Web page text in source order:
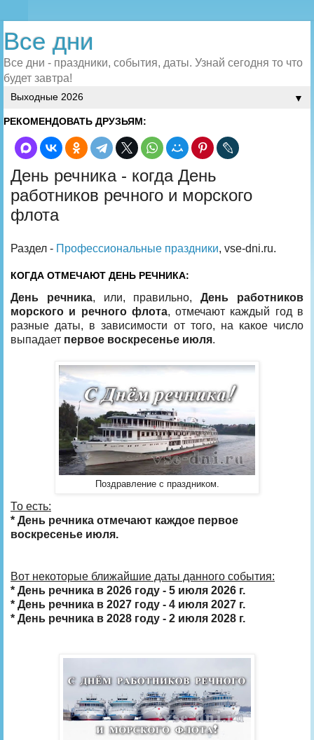
Все дни
Все дни - праздники, события, даты. Узнай сегодня то что
будет завтра!
▼
РЕКОМЕНДОВАТЬ ДРУЗЬЯМ:
День речника - когда День
работников речного и морского
флота
Раздел - Профессиональные праздники, vse-dni.ru.
КОГДА ОТМЕЧАЮТ ДЕНЬ РЕЧНИКА:
День речника, или, правильно,День работников
морского и речного флота, отмечают каждый год в
разные даты, в зависимости от того, на какое число
выпадает первое воскресенье июля.
Поздравление с праздником.
То есть:
* День речника отмечают каждое первое
воскресенье июля.
Вот некоторые ближайшие даты данного события:
* День речника в 2026 году - 5 июля 2026 г.
* День речника в 2027 году - 4 июля 2027 г.
* День речника в 2028 году - 2 июля 2028 г.